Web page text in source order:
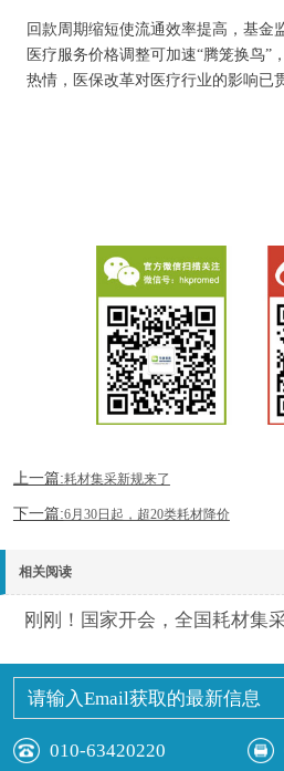
回款周期缩短使流通效率提高，基金
医疗服务价格调整可加速“腾笼换鸟”
热情，医保改革对医疗行业的影响已
上一篇:耗材集采新规来了
下一篇:6月30日起，超20类耗材降价
相关阅读
刚刚！国家开会，全国耗材集
010-63420220